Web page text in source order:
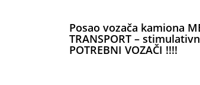
Posao vozača kamiona
TRANSPORT –
POTREBNI VOZAČI !!!!